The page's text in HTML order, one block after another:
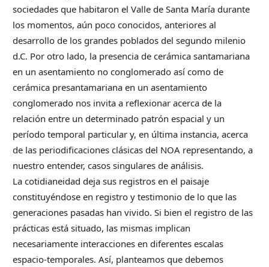
sociedades que habitaron el Valle de Santa María durante
los momentos, aún poco conocidos, anteriores al
desarrollo de los grandes poblados del segundo milenio
d.C. Por otro lado, la presencia de cerámica santamariana
en un asentamiento no conglomerado así como de
cerámica presantamariana en un asentamiento
conglomerado nos invita a reflexionar acerca de la
relación entre un determinado patrón espacial y un
período temporal particular y, en última instancia, acerca
de las periodificaciones clásicas del NOA representando, a
nuestro entender, casos singulares de análisis.
La cotidianeidad deja sus registros en el paisaje
constituyéndose en registro y testimonio de lo que las
generaciones pasadas han vivido. Si bien el registro de las
prácticas está situado, las mismas implican
necesariamente interacciones en diferentes escalas
espacio-temporales. Así, planteamos que debemos